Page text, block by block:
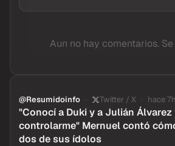
Aun no hay comentarios.
@Resumidoinfo Twitter / X hace 7h
"Conocí a Duki y a Julián
controlarme" Mernuel contó
dos de sus ídolos